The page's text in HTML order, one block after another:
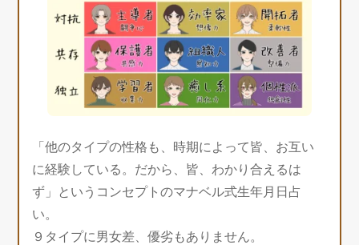
「他のタイプの性格も、時期によって皆、お互い
に経験している。だから、皆、わかり合えるは
ず」というコンセプトのマナベル式生年月日占
い。
９タイプに男女差、優劣もありません。